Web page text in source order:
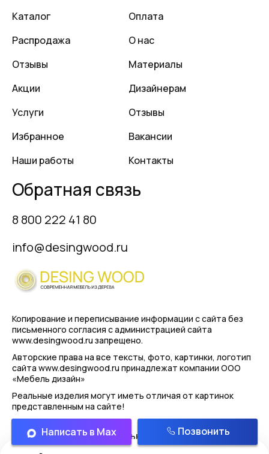
Каталог
Распродажа
Отзывы
Акции
Услуги
Избранное
Наши работы
Оплата
О нас
Материалы
Дизайнерам
Отзывы
Вакансии
Контакты
Обратная связь
8 800 222 41 80
info@desingwood.ru
Копирование и переписывание информации с сайта без
письменного согласия с администрацией сайта
www.desingwood.ru запрещено.
Авторские права на все тексты, фото, картинки, логотип
сайта www.desingwood.ru принадлежат компании ООО
«Мебель дизайн»
Реальные изделия могут иметь отличая от картинок
представленным на сайте!
Политика конфиденциальности
Написать в Max Позвонить